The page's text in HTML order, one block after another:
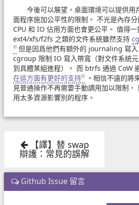
今後可以展望，桌面環境可以提供用
面程序施加公平性的限制。 不光是內存
CPU 和 IO 佔用方面也會更公平。 值得
ext4/xfs/f2fs 之類的文件系統雖然支持
但是因爲他們有額外的 journaling 寫
cgroup 限制 IO 寫入帶寬（對文件系統
到具體某組進程）。 而 btrfs 通過 CoW
在這方面有更好的支持
。相信不遠的將
見普通操作不再需要手動調用加以限制，
用太多資源影響別的程序。
【譯】替 swap
辯護：常見的誤解
Github Issue 留言